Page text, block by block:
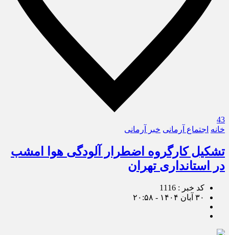
43
خانه اجتماع آرمانی خبر آرمانی
تشکیل کارگروه اضطرار آلودگی هوا امشب
در استانداری تهران
کد خبر : 1116
۳۰ آبان ۱۴۰۴ - ۲۰:۵۸